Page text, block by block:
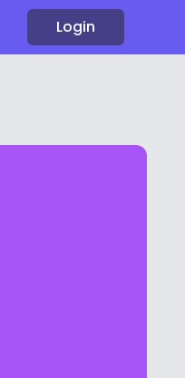
Login